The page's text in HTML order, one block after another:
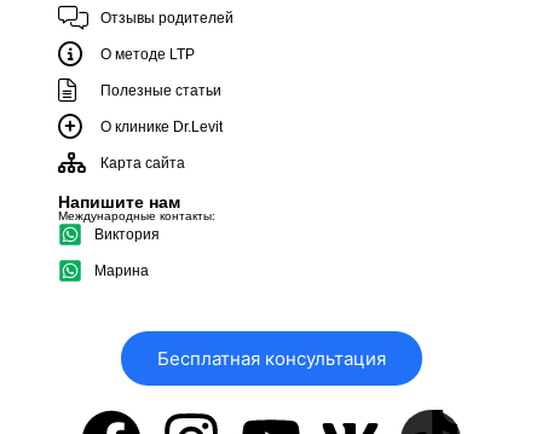
Отзывы родителей
О методе LTP
Полезные статьи
О клинике Dr.Levit
Карта сайта
Напишите нам
Международные контакты:
Виктория
Марина
Бесплатная консультация